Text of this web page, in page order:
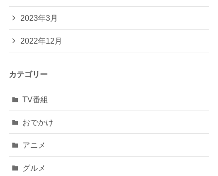
2023年3月
2022年12月
カテゴリー
TV番組
おでかけ
アニメ
グルメ